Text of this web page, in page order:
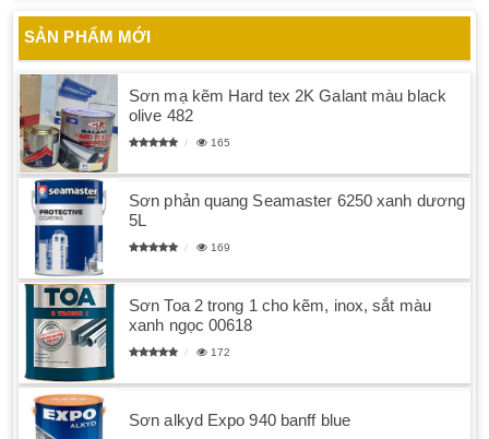
SẢN PHẨM MỚI
Sơn mạ kẽm Hard tex 2K Galant màu black
olive 482
165
Sơn phản quang Seamaster 6250 xanh dương
5L
169
Sơn Toa 2 trong 1 cho kẽm, inox, sắt màu
xanh ngọc 00618
172
Sơn alkyd Expo 940 banff blue